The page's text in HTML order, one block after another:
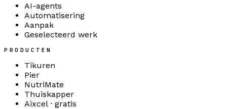
AI-agents
Automatisering
Aanpak
Geselecteerd werk
PRODUCTEN
Tikuren
Pier
NutriMate
Thuiskapper
Aixcel · gratis